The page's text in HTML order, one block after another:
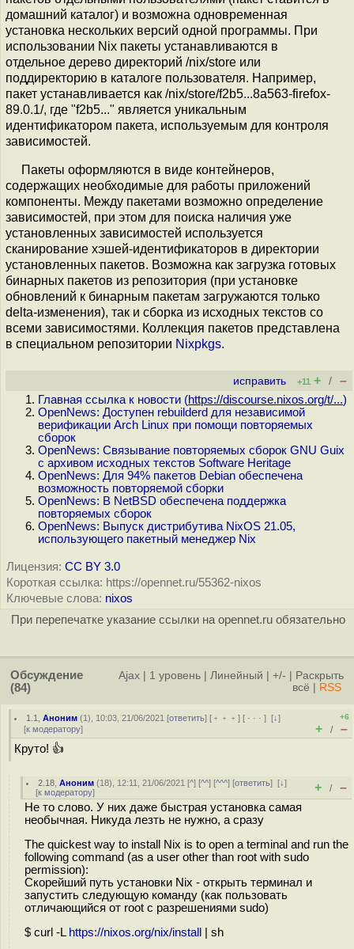
домашний каталог) и возможна одновременная
установка нескольких версий одной программы. При
использовании Nix пакеты устанавливаются в
отдельное дерево директорий /nix/store или
поддиректорию в каталоге пользователя. Например,
пакет устанавливается как /nix/store/f2b5...8a563-firefox-
89.0.1/, где "f2b5..." является уникальным
идентификатором пакета, используемым для контроля
зависимостей.
Пакеты оформляются в виде контейнеров,
содержащих необходимые для работы приложений
компоненты. Между пакетами возможно определение
зависимостей, при этом для поиска наличия уже
установленных зависимостей используется
сканирование хэшей-идентификаторов в директории
установленных пакетов. Возможна как загрузка готовых
бинарных пакетов из репозитория (при установке
обновлений к бинарным пакетам загружаются только
delta-изменения), так и сборка из исходных текстов со
всеми зависимостями. Коллекция пакетов представлена
в специальном репозитории Nixpkgs.
исправить +11 + / –
Главная ссылка к новости (https://discourse.nixos.org/t/...)
OpenNews: Доступен rebuilderd для независимой
верификации Arch Linux при помощи повторяемых
сборок
OpenNews: Связывание повторяемых сборок GNU Guix
с архивом исходных текстов Software Heritage
OpenNews: Для 94% пакетов Debian обеспечена
возможность повторяемой сборки
OpenNews: В NetBSD обеспечена поддержка
повторяемых сборок
OpenNews: Выпуск дистрибутива NixOS 21.05,
использующего пакетный менеджер Nix
Лицензия: CC BY 3.0
Короткая ссылка: https://opennet.ru/55362-nixos
Ключевые слова: nixos
При перепечатке указание ссылки на opennet.ru обязательно
Обсуждение
(84)
Ajax 1 уровень Линейный +/-
Раскрыть
всё
RSS
1.1 ,Аноним (1), 10:03, 21/06/2021 [ответить] [ ﹢﹢﹢] [ · · ·][↓]
[к модератору]
+6
+ / –
Круто! 👍
2.18 ,Аноним (18), 12:11, 21/06/2021 [^] [^^] [^^^] [ответить][↓]
[к модератору] + / –
Не то слово. У них даже быстрая установка самая
необычная. Никуда лезть не нужно, а сразу
The quickest way to install Nix is to open a terminal and run the
following command (as a user other than root with sudo
permission):
Скорейший путь установки Nix - открыть терминал и
запустить следующую команду (как пользовать
отличающийся от root с разрешениями sudo)
$ curl -L https://nixos.org/nix/install
| sh